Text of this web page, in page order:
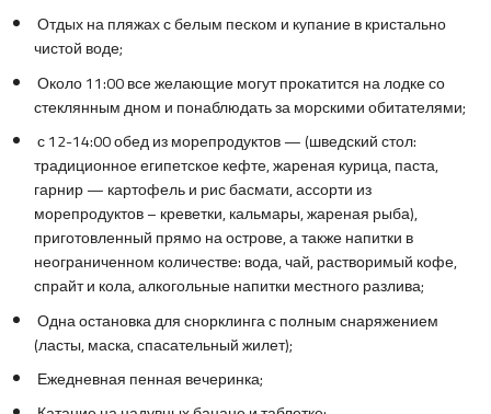
Отдых на пляжах с белым песком и купание в кристально
чистой воде;
Около 11:00 все желающие могут прокатится на лодке со
стеклянным дном и понаблюдать за морскими обитателями;
с 12-14:00 обед из морепродуктов — (шведский стол:
традиционное египетское кефте, жареная курица, паста,
гарнир — картофель и рис басмати, ассорти из
морепродуктов – креветки, кальмары, жареная рыба),
приготовленный прямо на острове, а также напитки в
неограниченном количестве: вода, чай, растворимый кофе,
спрайт и кола, алкогольные напитки местного разлива;
Одна остановка для снорклинга с полным снаряжением
(ласты, маска, спасательный жилет);
Ежедневная пенная вечеринка;